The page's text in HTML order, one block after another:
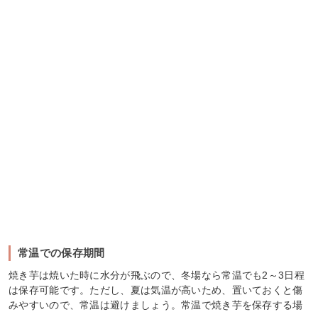
常温での保存期間
焼き芋は焼いた時に水分が飛ぶので、冬場なら常温でも2～3日程
は保存可能です。ただし、夏は気温が高いため、置いておくと傷
みやすいので、常温は避けましょう。常温で焼き芋を保存する場